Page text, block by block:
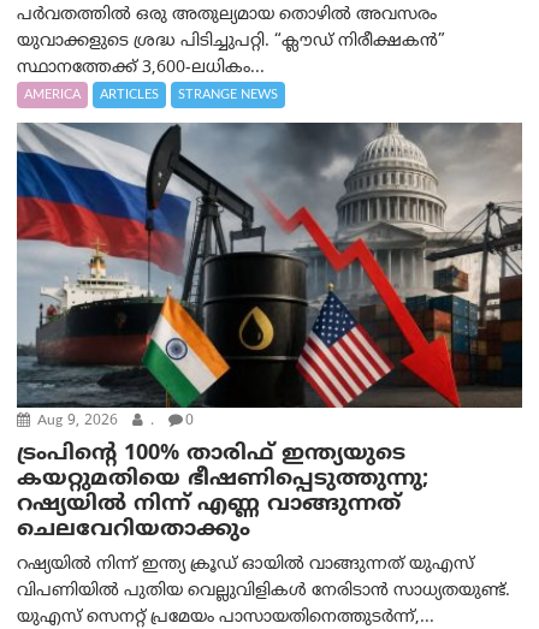
പർവതത്തിൽ ഒരു അതുല്യമായ തൊഴിൽ അവസരം
യുവാക്കളുടെ ശ്രദ്ധ പിടിച്ചുപറ്റി. “ക്ലൗഡ് നിരീക്ഷകൻ”
സ്ഥാനത്തേക്ക് 3,600-ലധികം...
AMERICA ARTICLES STRANGE NEWS
Aug 9, 2026 . 0
ട്രം‌പിന്റെ 100% താരിഫ് ഇന്ത്യയുടെ
കയറ്റുമതിയെ ഭീഷണിപ്പെടുത്തുന്നു;
റഷ്യയിൽ നിന്ന് എണ്ണ വാങ്ങുന്നത്
ചെലവേറിയതാക്കും
റഷ്യയിൽ നിന്ന് ഇന്ത്യ ക്രൂഡ് ഓയിൽ വാങ്ങുന്നത് യുഎസ്
വിപണിയിൽ പുതിയ വെല്ലുവിളികൾ നേരിടാൻ സാധ്യതയുണ്ട്.
യുഎസ് സെനറ്റ് പ്രമേയം പാസായതിനെത്തുടർന്ന്,...